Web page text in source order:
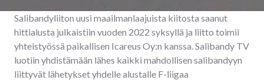
Salibandyliiton uusi maailmanlaajuista kiitosta saanut
hittialusta julkaistiin vuoden 2022 syksyllä ja liitto toimii
yhteistyössä paikallisen Icareus Oy:n kanssa. Salibandy TV
luotiin yhdistämään lähes kaikki mahdollisen salibandyyn
liittyvät lähetykset yhdelle alustalle F-liigaa